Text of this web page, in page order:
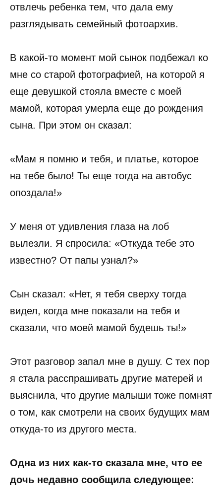
отвлечь ребенка тем, что дала ему
разглядывать семейный фотоархив.
В какой-то момент мой сынок подбежал ко
мне со старой фотографией, на которой я
еще девушкой стояла вместе с моей
мамой, которая умерла еще до рождения
сына. При этом он сказал:
«Мам я помню и тебя, и платье, которое
на тебе было! Ты еще тогда на автобус
опоздала!»
У меня от удивления глаза на лоб
вылезли. Я спросила: «Откуда тебе это
известно? От папы узнал?»
Сын сказал: «Нет, я тебя сверху тогда
видел, когда мне показали на тебя и
сказали, что моей мамой будешь ты!»
Этот разговор запал мне в душу. С тех пор
я стала расспрашивать другие матерей и
выяснила, что другие малыши тоже помнят
о том, как смотрели на своих будущих мам
откуда-то из другого места.
Одна из них как-то сказала мне, что ее
дочь недавно сообщила следующее: